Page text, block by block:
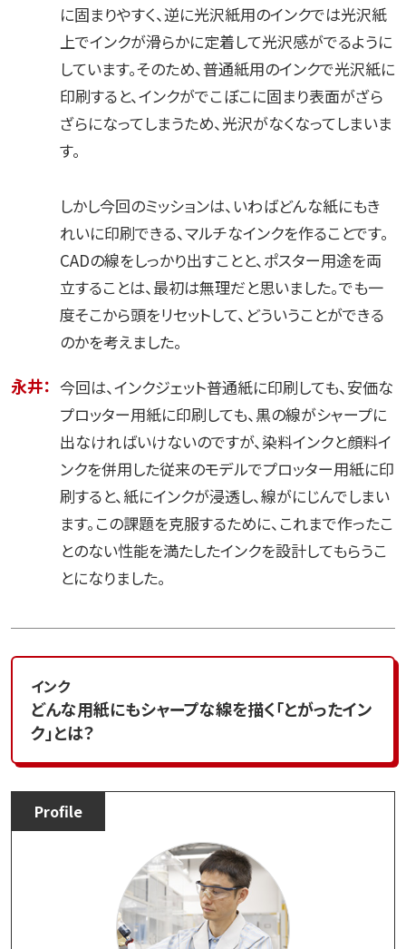
に固まりやすく、逆に光沢紙用のインクでは光沢紙
上でインクが滑らかに定着して光沢感がでるように
しています。そのため、普通紙用のインクで光沢紙に
印刷すると、インクがでこぼこに固まり表面がざら
ざらになってしまうため、光沢がなくなってしまいま
す。
しかし今回のミッションは、いわばどんな紙にもき
れいに印刷できる、マルチなインクを作ることです。
CADの線をしっかり出すことと、ポスター用途を両
立することは、最初は無理だと思いました。でも一
度そこから頭をリセットして、どういうことができる
のかを考えました。
永井： 今回は、インクジェット普通紙に印刷しても、安価な
プロッター用紙に印刷しても、黒の線がシャープに
出なければいけないのですが、染料インクと顔料イ
ンクを併用した従来のモデルでプロッター用紙に印
刷すると、紙にインクが浸透し、線がにじんでしまい
ます。この課題を克服するために、これまで作ったこ
とのない性能を満たしたインクを設計してもらうこ
とになりました。
インク
どんな用紙にもシャープな線を描く「とがったイン
ク」とは？
Profile